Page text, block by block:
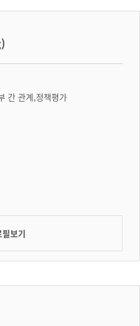
간 관계,정책평가
필보기